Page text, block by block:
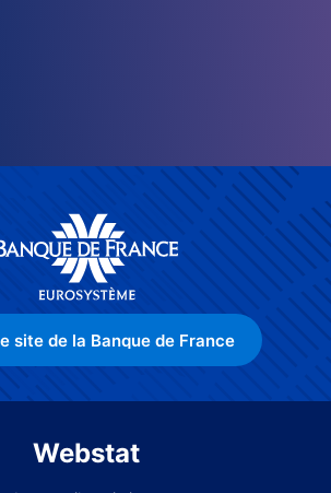
site de la Banque de France
Webstat